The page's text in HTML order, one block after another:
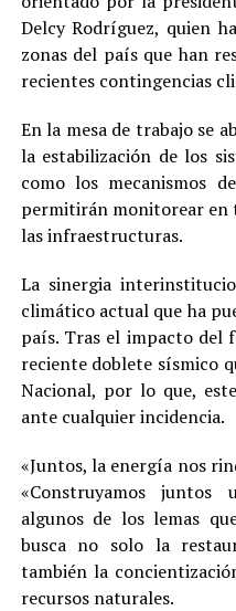
Delcy Rodríguez, quien
zonas del país que han
recientes contingencias
En la mesa de trabajo se
la estabilización de los
como los mecanismos
permitirán monitorear en
las infraestructuras.
La sinergia
climático actual que ha
país. Tras el impacto del
reciente doblete sísmico
Nacional, por lo que,
ante cualquier incidencia.
«Juntos, la energía nos
«Construyamos
algunos de los lemas
busca no solo la
también la
recursos naturales.